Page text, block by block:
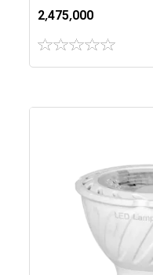
2٬475٬000